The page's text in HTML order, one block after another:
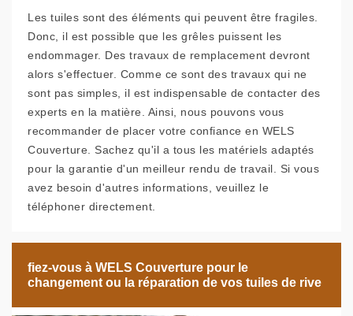
Les tuiles sont des éléments qui peuvent être fragiles.
Donc, il est possible que les grêles puissent les
endommager. Des travaux de remplacement devront
alors s'effectuer. Comme ce sont des travaux qui ne
sont pas simples, il est indispensable de contacter des
experts en la matière. Ainsi, nous pouvons vous
recommander de placer votre confiance en WELS
Couverture. Sachez qu'il a tous les matériels adaptés
pour la garantie d'un meilleur rendu de travail. Si vous
avez besoin d'autres informations, veuillez le
téléphoner directement.
fiez-vous à WELS Couverture pour le
changement ou la réparation de vos tuiles de rive